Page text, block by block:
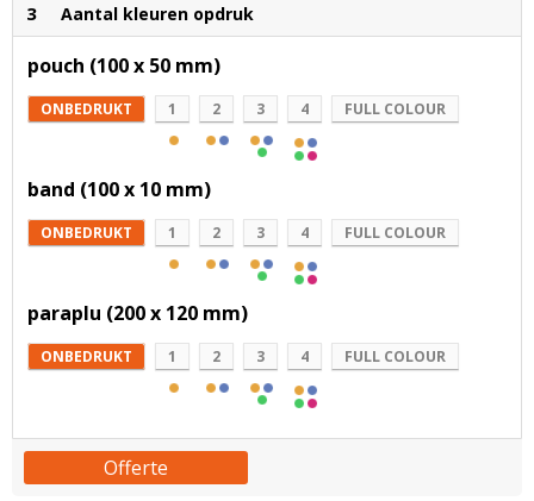
3 Aantal kleuren opdruk
pouch (100 x 50 mm)
ONBEDRUKT 1 2 3 4 FULL COLOUR
band (100 x 10 mm)
ONBEDRUKT 1 2 3 4 FULL COLOUR
paraplu (200 x 120 mm)
ONBEDRUKT 1 2 3 4 FULL COLOUR
Offerte